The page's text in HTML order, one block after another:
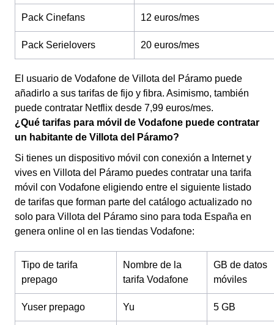
Pack Cinefans 12 euros/mes
Pack Serielovers 20 euros/mes
El usuario de Vodafone de Villota del Páramo puede
añadirlo a sus tarifas de fijo y fibra. Asimismo, también
puede contratar Netflix desde 7,99 euros/mes.
¿Qué tarifas para móvil de Vodafone puede contratar
un habitante de Villota del Páramo?
Si tienes un dispositivo móvil con conexión a Internet y
vives en Villota del Páramo puedes contratar una tarifa
móvil con Vodafone eligiendo entre el siguiente listado
de tarifas que forman parte del catálogo actualizado no
solo para Villota del Páramo sino para toda España en
genera online ol en las tiendas Vodafone:
Tipo de tarifa
prepago
Nombre de la
tarifa Vodafone
GB de datos
móviles
Yuser prepago Yu 5 GB